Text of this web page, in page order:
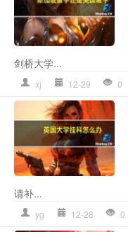
剑桥大学...
xj 12-29 0
请补...
yg 12-28 0